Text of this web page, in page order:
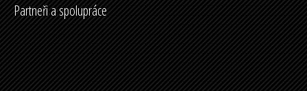
Partneři a spolupráce